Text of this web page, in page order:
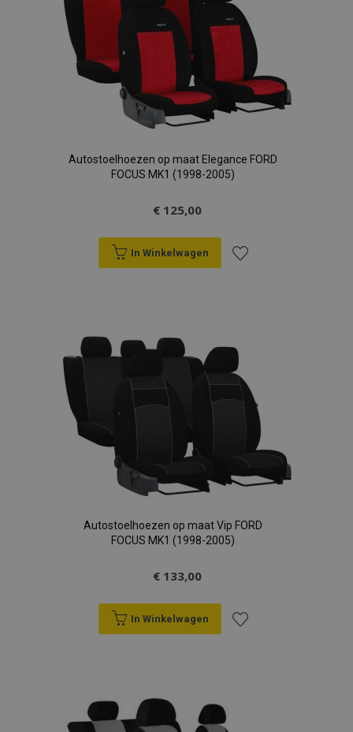
verlanglijst
Autostoelhoezen op maat Elegance FORD
FOCUS MK1 (1998-2005)
€ 125,00
In Winkelwagen
aan
verlanglijst
Autostoelhoezen op maat Vip FORD
FOCUS MK1 (1998-2005)
€ 133,00
In Winkelwagen